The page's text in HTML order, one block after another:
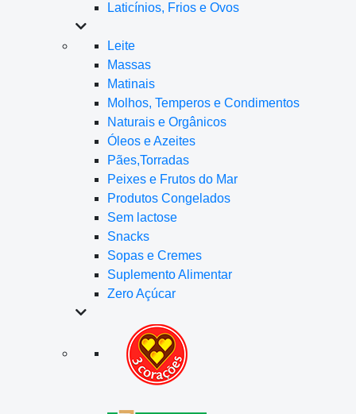
Laticínios, Frios e Ovos
Leite
Massas
Matinais
Molhos, Temperos e Condimentos
Naturais e Orgânicos
Óleos e Azeites
Pães,Torradas
Peixes e Frutos do Mar
Produtos Congelados
Sem lactose
Snacks
Sopas e Cremes
Suplemento Alimentar
Zero Açúcar